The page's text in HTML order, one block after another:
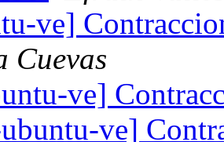
ve]
Cuevas
ve]
ve]